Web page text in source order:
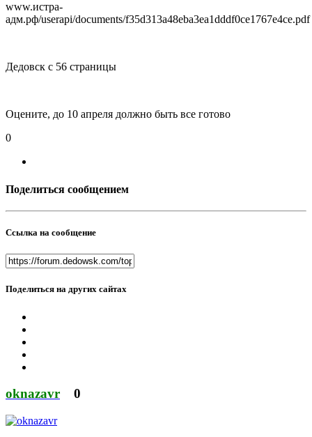
www.истра-
адм.рф/userapi/documents/f35d313a48eba3ea1dddf0ce1767e4ce.pdf
Дедовск с 56 страницы
Оцените, до 10 апреля должно быть все готово
0
Поделиться сообщением
Ссылка на сообщение
Поделиться на других сайтах
oknazavr 0